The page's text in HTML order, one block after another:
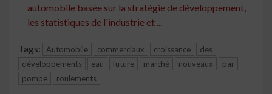
automobile basée sur la stratégie de développement,
les statistiques de l'industrie et ...
Tags: Automobile commerciaux croissance
des
développements
eau future marché nouveaux
par
pompe
roulements